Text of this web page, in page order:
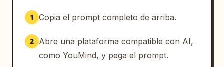
1 Copia el prompt completo de arriba.
2
Abre una plataforma compatible con AI,
como YouMind, y pega el prompt.